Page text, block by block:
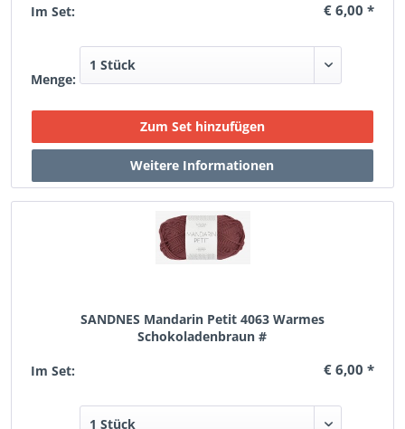
Im Set: € 6,00 *
Menge:
SANDNES Mandarin Petit 4063 Warmes
Schokoladenbraun #
Im Set:
€ 6,00 *